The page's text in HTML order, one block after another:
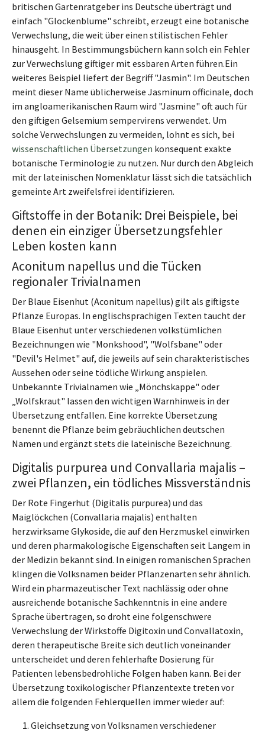
britischen Gartenratgeber ins Deutsche überträgt und
einfach "Glockenblume" schreibt, erzeugt eine botanische
Verwechslung, die weit über einen stilistischen Fehler
hinausgeht. In Bestimmungsbüchern kann solch ein Fehler
zur Verwechslung giftiger mit essbaren Arten führen.Ein
weiteres Beispiel liefert der Begriff "Jasmin". Im Deutschen
meint dieser Name üblicherweise Jasminum officinale, doch
im angloamerikanischen Raum wird "Jasmine" oft auch für
den giftigen Gelsemium sempervirens verwendet. Um
solche Verwechslungen zu vermeiden, lohnt es sich, bei
wissenschaftlichen Übersetzungen konsequent exakte
botanische Terminologie zu nutzen. Nur durch den Abgleich
mit der lateinischen Nomenklatur lässt sich die tatsächlich
gemeinte Art zweifelsfrei identifizieren.
Giftstoffe in der Botanik: Drei Beispiele, bei
denen ein einziger Übersetzungsfehler
Leben kosten kann
Aconitum napellus und die Tücken
regionaler Trivialnamen
Der Blaue Eisenhut (Aconitum napellus) gilt als giftigste
Pflanze Europas. In englischsprachigen Texten taucht der
Blaue Eisenhut unter verschiedenen volkstümlichen
Bezeichnungen wie "Monkshood", "Wolfsbane" oder
"Devil's Helmet" auf, die jeweils auf sein charakteristisches
Aussehen oder seine tödliche Wirkung anspielen.
Unbekannte Trivialnamen wie „Mönchskappe" oder
„Wolfskraut" lassen den wichtigen Warnhinweis in der
Übersetzung entfallen. Eine korrekte Übersetzung
benennt die Pflanze beim gebräuchlichen deutschen
Namen und ergänzt stets die lateinische Bezeichnung.
Digitalis purpurea und Convallaria majalis –
zwei Pflanzen, ein tödliches Missverständnis
Der Rote Fingerhut (Digitalis purpurea) und das
Maiglöckchen (Convallaria majalis) enthalten
herzwirksame Glykoside, die auf den Herzmuskel einwirken
und deren pharmakologische Eigenschaften seit Langem in
der Medizin bekannt sind. In einigen romanischen Sprachen
klingen die Volksnamen beider Pflanzenarten sehr ähnlich.
Wird ein pharmazeutischer Text nachlässig oder ohne
ausreichende botanische Sachkenntnis in eine andere
Sprache übertragen, so droht eine folgenschwere
Verwechslung der Wirkstoffe Digitoxin und Convallatoxin,
deren therapeutische Breite sich deutlich voneinander
unterscheidet und deren fehlerhafte Dosierung für
Patienten lebensbedrohliche Folgen haben kann. Bei der
Übersetzung toxikologischer Pflanzentexte treten vor
allem die folgenden Fehlerquellen immer wieder auf:
Gleichsetzung von Volksnamen verschiedener